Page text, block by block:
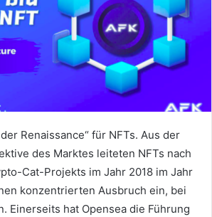
Renaissance“ für NFTs. Aus der
des Marktes leiteten NFTs nach
Cat-Projekts im Jahr 2018 im Jahr
konzentrierten Ausbruch ein, bei
Einerseits hat Opensea die Führung